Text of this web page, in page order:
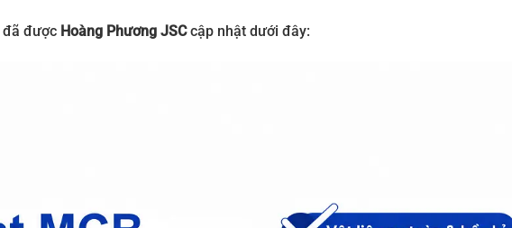
đã được Hoàng Phương JSCcập nhật dưới đây: